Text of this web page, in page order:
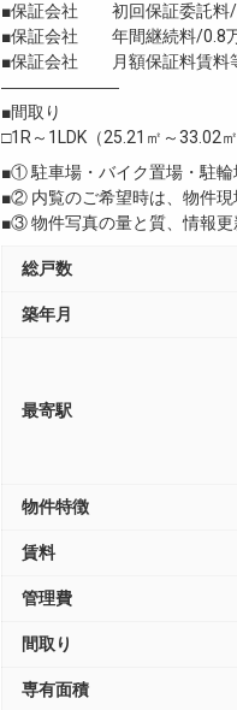
■保証会社 初回保証委託料/
■保証会社 年間継続料/0.8
■保証会社 月額保証料賃料
―――――――
■間取り
□1R～1LDK（25.21㎡～33.02㎡
■① 駐車場・バイク置場・駐輪
■② 内覧のご希望時は、物件現
■③ 物件写真の量と質、情報更
総戸数
築年月
最寄駅
物件特徴
賃料
管理費
間取り
専有面積